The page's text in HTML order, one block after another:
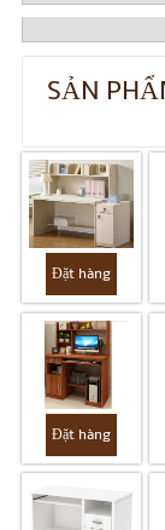
SẢN
Đặt hàng
Đặt hàng